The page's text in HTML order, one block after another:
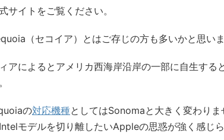
サイトをご覧ください。
（セコイア）とはご存じの方も多いかと思い
アによるとアメリカ西海岸沿岸の一部に自生す
の対応機種としてはSonomaと大きく変わり
モデルを切り離したいAppleの思惑が強く感じら